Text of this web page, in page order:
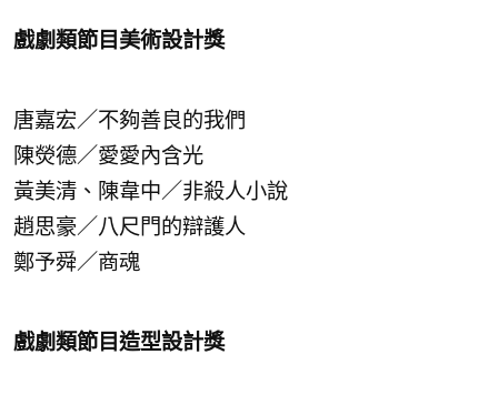
戲劇類節目美術設計獎
唐嘉宏／不夠善良的我們
陳熒德／愛愛內含光
黃美清、陳韋中／非殺人小說
趙思豪／八尺門的辯護人
鄭予舜／商魂
戲劇類節目造型設計獎